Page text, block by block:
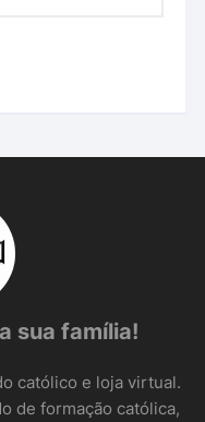
sua família!
católico e loja virtual.
de formação católica,